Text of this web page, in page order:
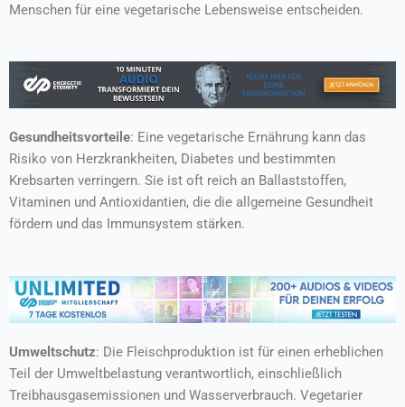
Menschen für eine vegetarische Lebensweise entscheiden.
Gesundheitsvorteile: Eine vegetarische Ernährung kann das
Risiko von Herzkrankheiten, Diabetes und bestimmten
Krebsarten verringern. Sie ist oft reich an Ballaststoffen,
Vitaminen und Antioxidantien, die die allgemeine Gesundheit
fördern und das Immunsystem stärken.
Umweltschutz: Die Fleischproduktion ist für einen erheblichen
Teil der Umweltbelastung verantwortlich, einschließlich
Treibhausgasemissionen und Wasserverbrauch. Vegetarier